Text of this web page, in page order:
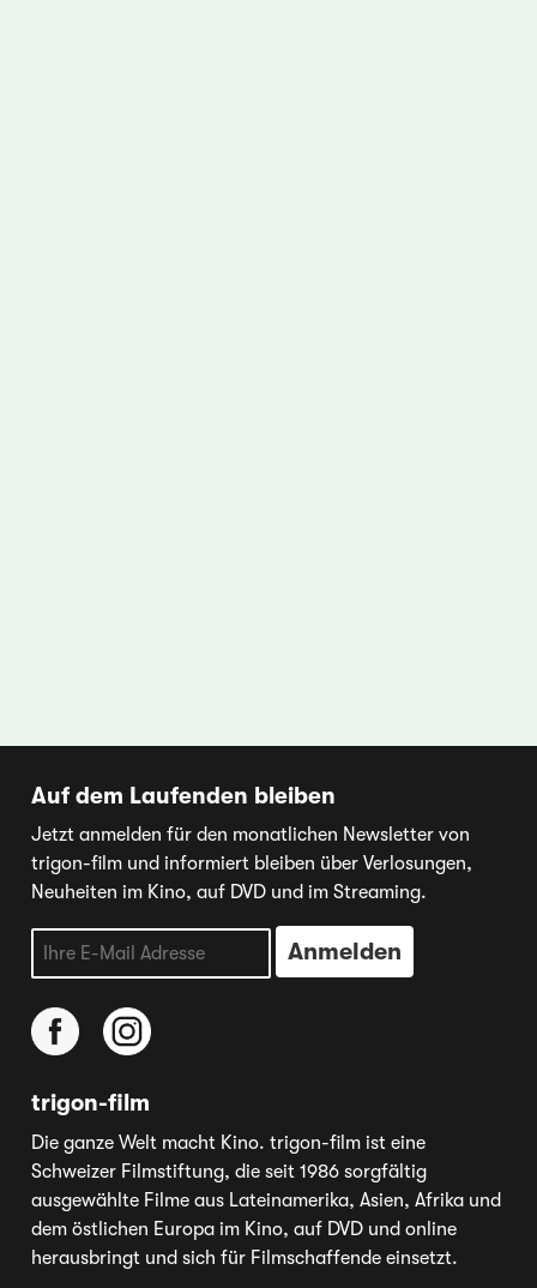
Auf dem Laufenden bleiben
Jetzt anmelden für den monatlichen Newsletter von
trigon-film und informiert bleiben über Verlosungen,
Neuheiten im Kino, auf DVD und im Streaming.
trigon-film
Die ganze Welt macht Kino. trigon-film ist eine
Schweizer Filmstiftung, die seit 1986 sorgfältig
ausgewählte Filme aus Lateinamerika, Asien, Afrika und
dem östlichen Europa im Kino, auf DVD und online
herausbringt und sich für Filmschaffende einsetzt.